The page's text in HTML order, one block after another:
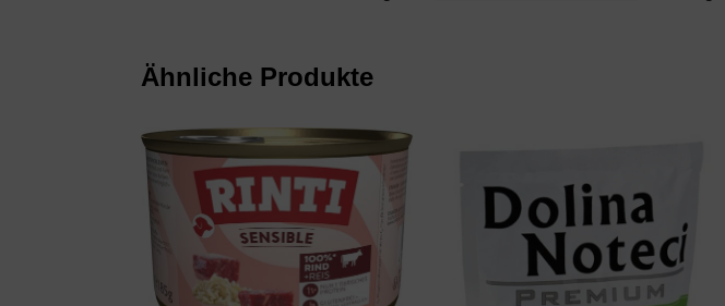
Ähnliche Produkte